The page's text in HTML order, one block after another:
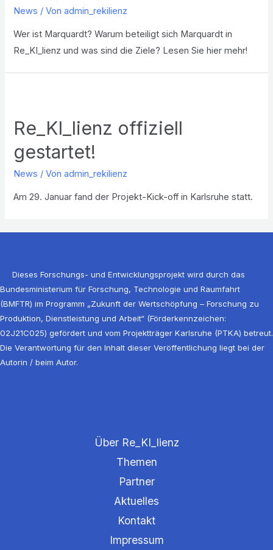
News / Vonadmin_rekilienz
Wer ist Marquardt? Warum beteiligt sich Marquardt in
Re_KI_lienz und was sind die Ziele? Lesen Sie hier mehr!
Re_KI_lienz offiziell
gestartet!
News / Vonadmin_rekilienz
Am 29. Januar fand der Projekt-Kick-off in Karlsruhe statt.
Dieses Forschungs- und Entwicklungsprojekt wird durch das
Bundesministerium für Forschung, Technologie und Raumfahrt
(BMFTR) im Programm „Zukunft der Wertschöpfung – Forschung zu
Produktion, Dienstleistung und Arbeit“ (Förderkennzeichen:
02J21C025) gefördert und vom Projektträger Karlsruhe (PTKA) betreut.
Die Verantwortung für den Inhalt dieser Veröffentlichung liegt bei der
Autorin / beim Autor.
Über Re_KI_lienz
Themen
Partner
Aktuelles
Kontakt
Impressum